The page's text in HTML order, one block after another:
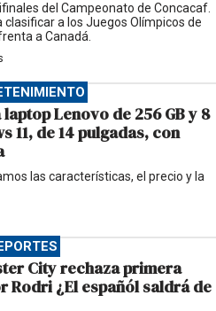
del Campeonato de Concacaf.
a los Juegos Olímpicos de
a Canadá.
Lenovo de 256 GB y 8
11, de 14 pulgadas, con
las características, el precio y la
City rechaza primera
Rodri ¿El españól saldrá de